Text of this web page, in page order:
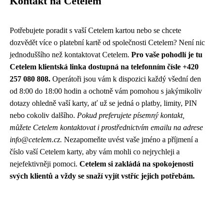
Potřebujete poradit s vaší Cetelem kartou nebo se chcete
dozvědět více o platební kartě od společnosti Cetelem? Není nic
jednoduššího než kontaktovat Cetelem. Pro vaše pohodlí je tu
Cetelem klientská linka dostupná na telefonním čísle +420
257 080 808. Operátoři jsou vám k dispozici každý všední den
od 8:00 do 18:00 hodin a ochotně vám pomohou s jakýmikoliv
dotazy ohledně vaší karty, ať už se jedná o platby, limity, PIN
nebo cokoliv dalšího. Pokud preferujete písemný kontakt,
můžete Cetelem kontaktovat i prostřednictvím emailu na adrese
info@cetelem.cz. Nezapomeňte uvést vaše jméno a příjmení a
číslo vaší Cetelem karty, aby vám mohli co nejrychleji a
nejefektivněji pomoci. Cetelem si zakládá na spokojenosti
svých klientů a vždy se snaží vyjít vstříc jejich potřebám.